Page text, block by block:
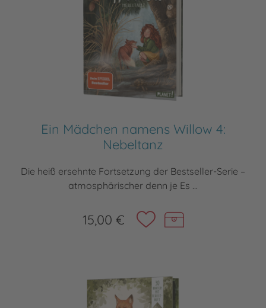
Ein Mädchen namens Willow 4:
Nebeltanz
Die heiß ersehnte Fortsetzung der Bestseller-Serie –
atmosphärischer denn je Es ...
15,00 €